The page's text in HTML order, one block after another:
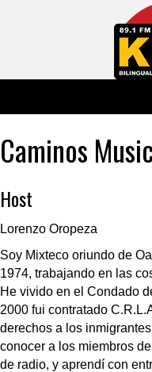
Caminos
Host
Lorenzo Oropeza
Soy Mixteco oriundo de
1974, trabajando en las
He vivido en el Condado
2000 fui contratado
derechos a los
conocer a los miembros
de radio, y aprendí con